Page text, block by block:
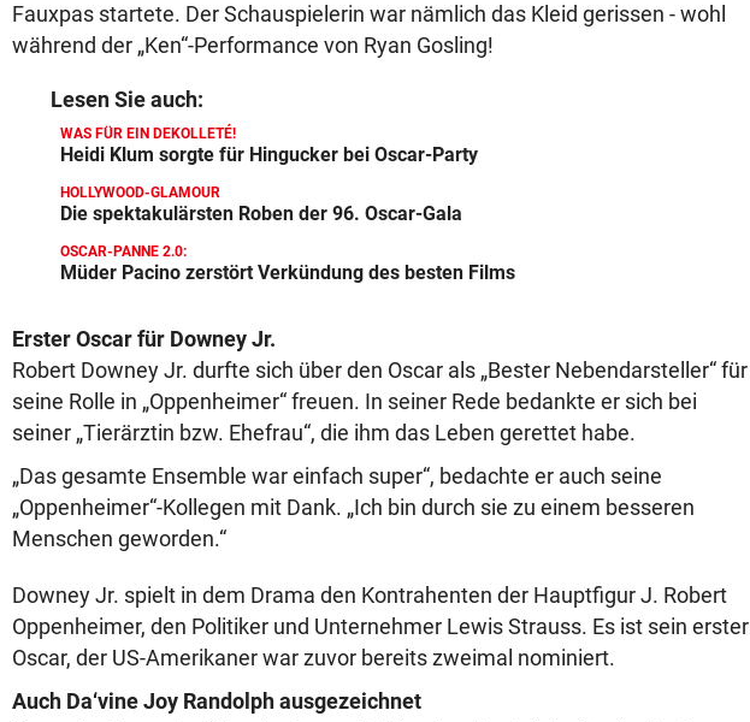
Fauxpas startete. Der Schauspielerin war nämlich das Kleid gerissen - wohl
während der „Ken“-Performance von Ryan Gosling!
Lesen Sie auch:
WAS FÜR EIN DEKOLLETÉ!
Heidi Klum sorgte für Hingucker bei Oscar-Party
HOLLYWOOD-GLAMOUR
Die spektakulärsten Roben der 96. Oscar-Gala
OSCAR-PANNE 2.0:
Müder Pacino zerstört Verkündung des besten Films
Erster Oscar für Downey Jr.
Robert Downey Jr. durfte sich über den Oscar als „Bester Nebendarsteller“ für
seine Rolle in „Oppenheimer“ freuen. In seiner Rede bedankte er sich bei
seiner „Tierärztin bzw. Ehefrau“, die ihm das Leben gerettet habe.
„Das gesamte Ensemble war einfach super“, bedachte er auch seine
„Oppenheimer“-Kollegen mit Dank. „Ich bin durch sie zu einem besseren
Menschen geworden.“
Downey Jr. spielt in dem Drama den Kontrahenten der Hauptfigur J. Robert
Oppenheimer, den Politiker und Unternehmer Lewis Strauss. Es ist sein erster
Oscar, der US-Amerikaner war zuvor bereits zweimal nominiert.
Auch Da‘vine Joy Randolph ausgezeichnet